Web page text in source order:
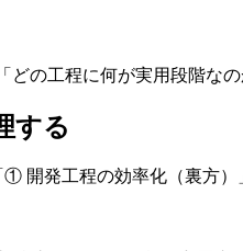
の工程に何が実用段階なの
する
① 開発工程の効率化（裏方